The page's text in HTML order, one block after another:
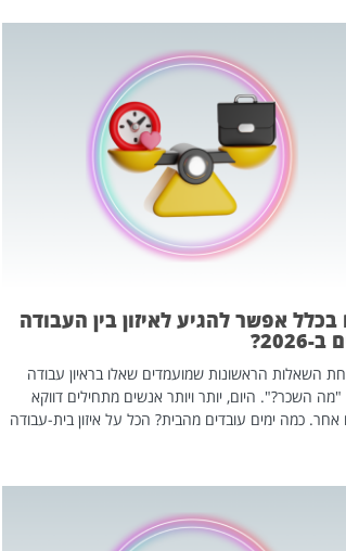
אפשר להגיע לאיזון בין העבודה
2026?
השאלות הראשונות שמועמדים שאלו בראיון עבודה
"מה השכר?". היום, יותר ויותר אנשים מתחילים דווקא
אחר. כמה ימים עובדים מהבית? הכל על איזון בית-עבודה